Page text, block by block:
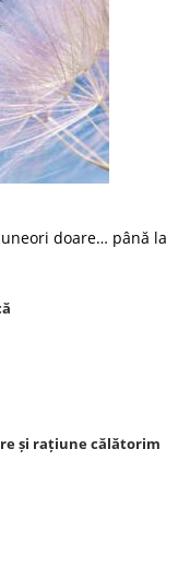
doare… până la
și rațiune călătorim